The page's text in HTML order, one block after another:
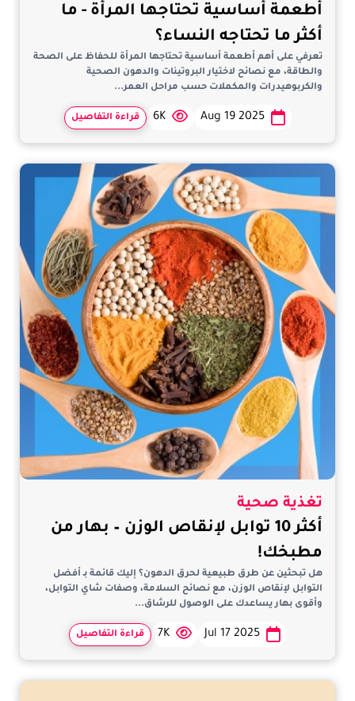
أطعمة أساسية تحتاجها المرأة - ما
أكثر ما تحتاجه النساء؟
تعرفي على أهم أطعمة أساسية تحتاجها المرأة للحفاظ على الصحة
والطاقة، مع نصائح لاختيار البروتينات والدهون الصحية
والكربوهيدرات والمكملات حسب مراحل العمر...
Aug 19 2025
6K قراءة التفاصيل
تغذية صحية
أكثر 10 توابل لإنقاص الوزن – بهار من
مطبخك!
هل تبحثين عن طرق طبيعية لحرق الدهون؟ إليك قائمة بـ أفضل
التوابل لإنقاص الوزن، مع نصائح السلامة، وصفات شاي التوابل،
وأقوى بهار يساعدك على الوصول للرشاق...
Jul 17 2025
7K قراءة التفاصيل